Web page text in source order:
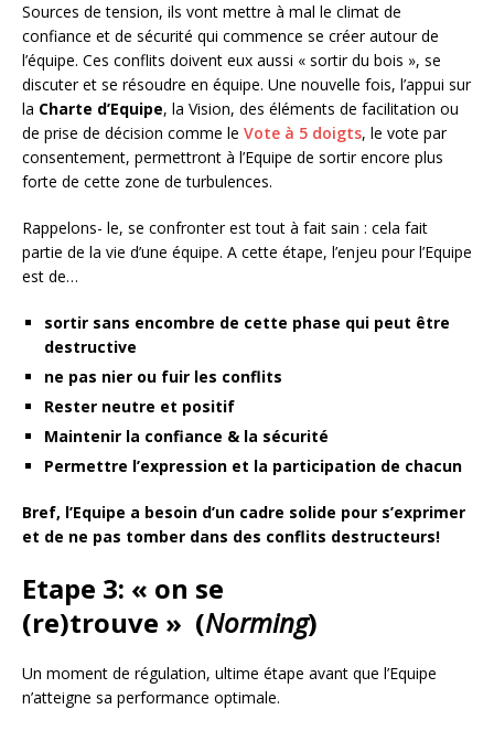
Sources de tension, ils vont mettre à mal le climat de
confiance et de sécurité qui commence se créer autour de
l’équipe. Ces conflits doivent eux aussi « sortir du bois », se
discuter et se résoudre en équipe. Une nouvelle fois, l’appui sur
la Charte d’Equipe, la Vision, des éléments de facilitation ou
de prise de décision comme le Vote à 5 doigts, le vote par
consentement, permettront à l’Equipe de sortir encore plus
forte de cette zone de turbulences.
Rappelons- le, se confronter est tout à fait sain : cela fait
partie de la vie d’une équipe. A cette étape, l’enjeu pour l’Equipe
est de…
sortir sans encombre de cette phase qui peut être
destructive
ne pas nier ou fuir les conflits
Rester neutre et positif
Maintenir la confiance & la sécurité
Permettre l’expression et la participation de chacun
Bref, l’Equipe a besoin d’un cadre solide pour s’exprimer
et de ne pas tomber dans des conflits destructeurs!
Etape 3: « on se
(re)trouve » (Norming)
Un moment de régulation, ultime étape avant que l’Equipe
n’atteigne sa performance optimale.